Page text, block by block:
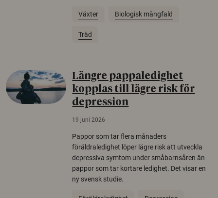
Växter Biologisk mångfald
Träd
Längre pappaledighet
kopplas till lägre risk för
depression
19 juni 2026
Pappor som tar flera månaders
föräldraledighet löper lägre risk att utveckla
depressiva symtom under småbarnsåren än
pappor som tar kortare ledighet. Det visar en
ny svensk studie.